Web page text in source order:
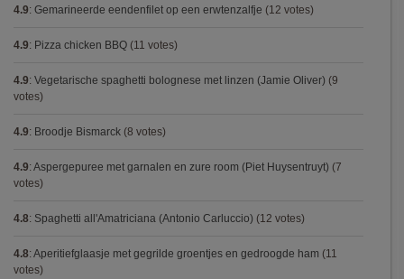
4.9: Gemarineerde eendenfilet op een erwtenzalfje (12 votes)
4.9: Pizza chicken BBQ (11 votes)
4.9: Vegetarische spaghetti bolognese met linzen (Jamie Oliver) (9
votes)
4.9: Broodje Bismarck (8 votes)
4.9: Aspergepuree met garnalen en zure room (Piet Huysentruyt) (7
votes)
4.8: Spaghetti all'Amatriciana (Antonio Carluccio) (12 votes)
4.8: Aperitiefglaasje met gegrilde groentjes en gedroogde ham (11
votes)